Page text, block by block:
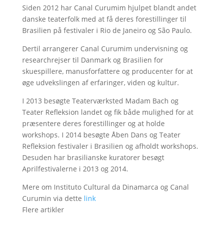
Siden 2012 har Canal Curumim hjulpet blandt andet
danske teaterfolk med at få deres forestillinger til
Brasilien på festivaler i Rio de Janeiro og São Paulo.
Dertil arrangerer Canal Curumim undervisning og
researchrejser til Danmark og Brasilien for
skuespillere, manusforfattere og producenter for at
øge udvekslingen af erfaringer, viden og kultur.
I 2013 besøgte Teaterværksted Madam Bach og
Teater Refleksion landet og fik både mulighed for at
præsentere deres forestillinger og at holde
workshops. I 2014 besøgte Åben Dans og Teater
Refleksion festivaler i Brasilien og afholdt workshops.
Desuden har brasilianske kuratorer besøgt
Aprilfestivalerne i 2013 og 2014.
Mere om Instituto Cultural da Dinamarca og Canal
Curumin via dette link
Flere artikler